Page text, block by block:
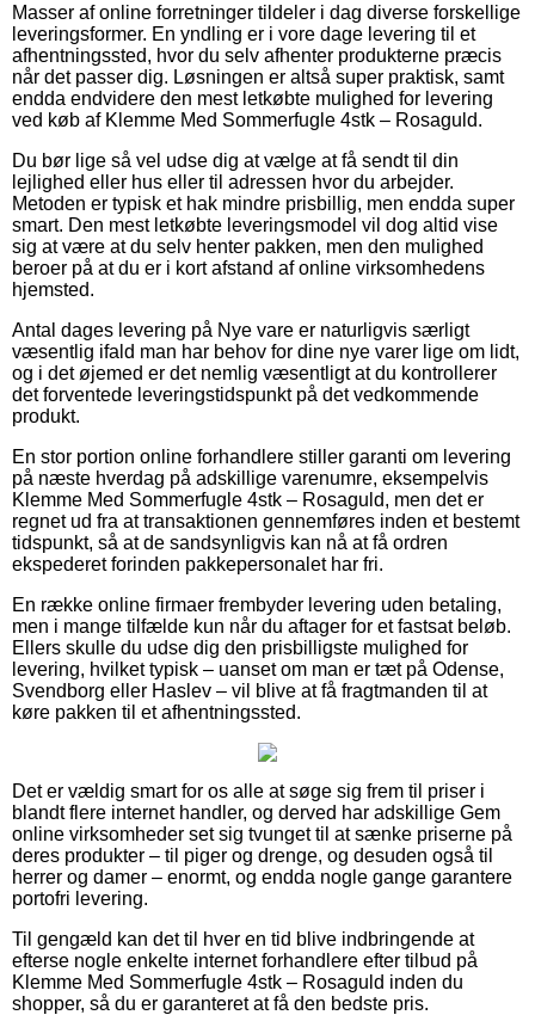
Masser af online forretninger tildeler i dag diverse forskellige
leveringsformer. En yndling er i vore dage levering til et
afhentningssted, hvor du selv afhenter produkterne præcis
når det passer dig. Løsningen er altså super praktisk, samt
endda endvidere den mest letkøbte mulighed for levering
ved køb af Klemme Med Sommerfugle 4stk – Rosaguld.
Du bør lige så vel udse dig at vælge at få sendt til din
lejlighed eller hus eller til adressen hvor du arbejder.
Metoden er typisk et hak mindre prisbillig, men endda super
smart. Den mest letkøbte leveringsmodel vil dog altid vise
sig at være at du selv henter pakken, men den mulighed
beroer på at du er i kort afstand af online virksomhedens
hjemsted.
Antal dages levering på Nye vare er naturligvis særligt
væsentlig ifald man har behov for dine nye varer lige om lidt,
og i det øjemed er det nemlig væsentligt at du kontrollerer
det forventede leveringstidspunkt på det vedkommende
produkt.
En stor portion online forhandlere stiller garanti om levering
på næste hverdag på adskillige varenumre, eksempelvis
Klemme Med Sommerfugle 4stk – Rosaguld, men det er
regnet ud fra at transaktionen gennemføres inden et bestemt
tidspunkt, så at de sandsynligvis kan nå at få ordren
ekspederet forinden pakkepersonalet har fri.
En række online firmaer frembyder levering uden betaling,
men i mange tilfælde kun når du aftager for et fastsat beløb.
Ellers skulle du udse dig den prisbilligste mulighed for
levering, hvilket typisk – uanset om man er tæt på Odense,
Svendborg eller Haslev – vil blive at få fragtmanden til at
køre pakken til et afhentningssted.
Det er vældig smart for os alle at søge sig frem til priser i
blandt flere internet handler, og derved har adskillige Gem
online virksomheder set sig tvunget til at sænke priserne på
deres produkter – til piger og drenge, og desuden også til
herrer og damer – enormt, og endda nogle gange garantere
portofri levering.
Til gengæld kan det til hver en tid blive indbringende at
efterse nogle enkelte internet forhandlere efter tilbud på
Klemme Med Sommerfugle 4stk – Rosaguld inden du
shopper, så du er garanteret at få den bedste pris.